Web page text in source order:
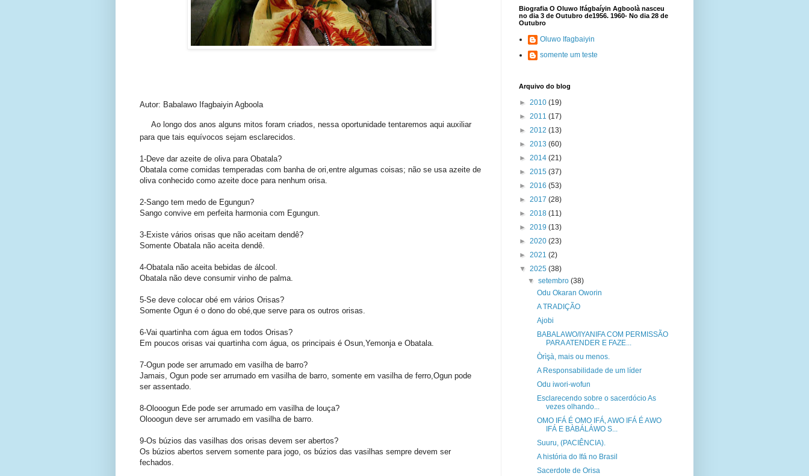
Autor: Babalawo Ifagbaiyin Agboola
Ao longo dos anos alguns mitos foram criados, nessa oportunidade tentaremos aqui auxiliar
para que tais equívocos sejam esclarecidos.
1-Deve dar azeite de oliva para Obatala?
Obatala come comidas temperadas com banha de ori,entre algumas coisas; não se usa azeite de
oliva conhecido como azeite doce para nenhum orisa.
2-Sango tem medo de Egungun?
Sango convive em perfeita harmonia com Egungun.
3-Existe vários orisas que não aceitam dendê?
Somente Obatala não aceita dendê.
4-Obatala não aceita bebidas de álcool.
Obatala não deve consumir vinho de palma.
5-Se deve colocar obé em vários Orisas?
Somente Ogun é o dono do obé,que serve para os outros orisas.
6-Vai quartinha com água em todos Orisas?
Em poucos orisas vai quartinha com água, os principais é Osun,Yemonja e Obatala.
7-Ogun pode ser arrumado em vasilha de barro?
Jamais, Ogun pode ser arrumado em vasilha de barro, somente em vasilha de ferro,Ogun pode
ser assentado.
8-Olooogun Ede pode ser arrumado em vasilha de louça?
Olooogun deve ser arrumado em vasilha de barro.
9-Os búzios das vasilhas dos orisas devem ser abertos?
Os búzios abertos servem somente para jogo, os búzios das vasilhas sempre devem ser
fechados.
Biografia O Oluwo Ifágbaíyin Agboolà nasceu
no dia 3 de Outubro de1956. 1960- No dia 28 de
Outubro
Oluwo Ifagbaiyin
somente um teste
Arquivo do blog
► 2010 (19)
► 2011 (17)
► 2012 (13)
► 2013 (60)
► 2014 (21)
► 2015 (37)
► 2016 (53)
► 2017 (28)
► 2018 (11)
► 2019 (13)
► 2020 (23)
► 2021 (2)
▼ 2025 (38)
▼setembro(38)
Odu Okaran Oworin
A TRADIÇÃO
Ajobi
BABALAWO/IYANIFA COM PERMISSÃO
PARA ATENDER E FAZE...
Òrìşà, mais ou menos.
A Responsabilidade de um líder
Odu iwori-wofun
Esclarecendo sobre o sacerdócio As
vezes olhando...
OMO IFÁ É OMO IFÁ, AWO IFÁ É AWO
IFÁ E BÀBÁLÁWO S...
Suuru, (PACIÊNCIA).
A história do Ifá no Brasil
Sacerdote de Orisa